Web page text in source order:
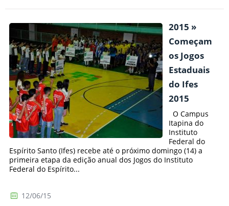
2015 »
Começam
os Jogos
Estaduais
do Ifes
2015
O Campus
Itapina do
Instituto
Federal do
Espírito Santo (Ifes) recebe até o próximo domingo (14) a
primeira etapa da edição anual dos Jogos do Instituto
Federal do Espírito...
12/06/15